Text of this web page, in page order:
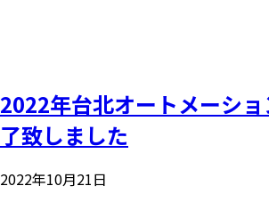
2022年台北オートメーシ
了致しました
2022年10月21日